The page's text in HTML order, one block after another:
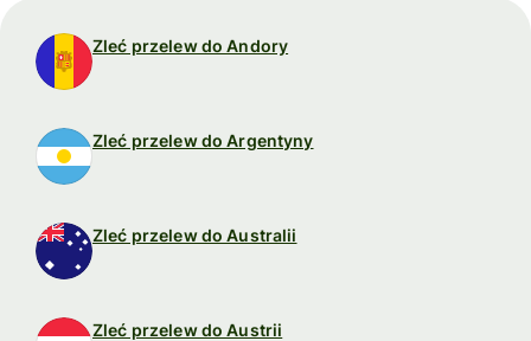
Zleć przelew do Andory
Zleć przelew do Argentyny
Zleć przelew do Australii
Zleć przelew do Austrii